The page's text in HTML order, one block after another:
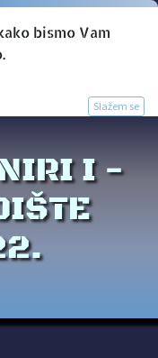
I -
bismo Vam
Slažem se